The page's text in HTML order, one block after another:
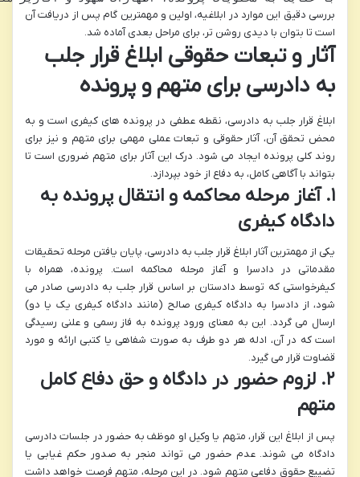
بررسی دقیق این موارد در ابلاغیه، اولین و مهمترین گام پس از دریافت آن
است تا بتوان با دیدی روشن تر، برای مراحل بعدی آماده شد.
آثار و تبعات حقوقی ابلاغ قرار جلب
به دادرسی برای متهم و پرونده
ابلاغ قرار جلب به دادرسی، نقطه عطفی در پرونده های کیفری است و به
محض تحقق آن، آثار حقوقی و تبعات عملی مهمی برای متهم و نیز برای
روند کلی پرونده ایجاد می شود. درک این آثار برای متهم ضروری است تا
بتواند با آگاهی کامل، به دفاع از خود بپردازد.
۱. آغاز مرحله محاکمه و انتقال پرونده به
دادگاه کیفری
یکی از مهمترین آثار ابلاغ قرار جلب به دادرسی، پایان یافتن مرحله تحقیقات
مقدماتی در دادسرا و آغاز مرحله محاکمه است. پرونده، همراه با
کیفرخواستی که توسط دادستان بر اساس قرار جلب به دادرسی صادر می
شود، از دادسرا به دادگاه کیفری صالح (مانند دادگاه کیفری یک یا دو)
ارسال می گردد. این به معنای ورود پرونده به فاز رسمی و علنی رسیدگی
است که در آن، ادله هر دو طرف به صورت شفاهی یا کتبی ارائه و مورد
قضاوت قرار می گیرد.
۲. لزوم حضور در دادگاه و حق دفاع کامل
متهم
پس از ابلاغ این قرار، متهم یا وکیل او موظف به حضور در جلسات دادرسی
دادگاه می شوند. عدم حضور می تواند منجر به صدور حکم غیابی یا
تضییع حقوق دفاعی متهم شود. در این مرحله، متهم فرصت خواهد داشت